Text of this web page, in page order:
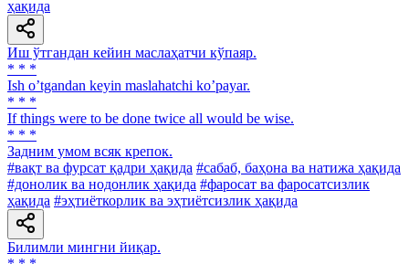
ҳақида
Иш ўтгандан кейин маслаҳатчи кўпаяр.
* * *
Ish oʼtgandan keyin maslahatchi koʼpayar.
* * *
If things were to be done twice all would be wise.
* * *
Задним умом всяк крепок.
#вақт ва фурсат қадри ҳақида #сабаб, баҳона ва натижа ҳақида
#донолик ва нодонлик ҳақида #фаросат ва фаросатсизлик
ҳақида #эҳтиёткорлик ва эҳтиётсизлик ҳақида
Билимли мингни йиқар.